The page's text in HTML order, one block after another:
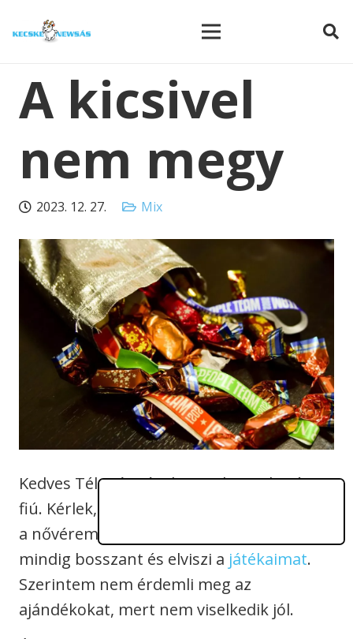
A kicsivel
nem megy
2023. 12. 27. Mix
Kedves Télapó! Dávid vagyok, egy hatéves
fiú. Kérlek, ne hozz semmilyen
a nővéremnek! Ő nagyon bunkó velem,
mindig bosszant és elviszi a játékaimat.
Szerintem nem érdemli meg az
ajándékokat, mert nem viselkedik jól.